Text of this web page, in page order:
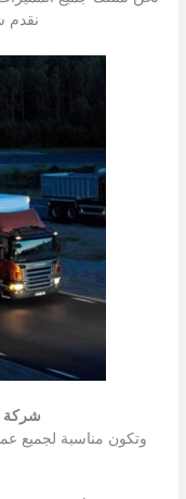
نقدم
شركة
وتكون مناسبة لجميع